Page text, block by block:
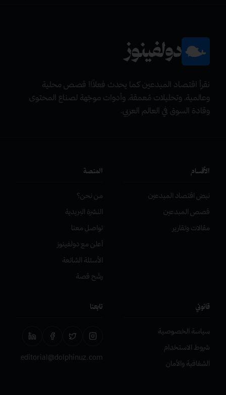
دولفينوز
نقرأ اقتصاد المبدعين كما يحدث فعلاً!! قصص محلية
وعالمية، وتحليلات مٌعمقة، وأدوات موجّهة لصناع المحتوى
وقادة السوق في العالم العربي.
الأقسام
نبض اقتصاد المبدعين
قصص المبدعين
مقالات وتقارير
المنصة
من نحن؟
النشرة البريدية
تواصل معنا
أعلن مع دولفينوز
الأسئلة الشائعة
رشّح قصة
قانوني
سياسة الخصوصية
شروط الاستخدام
الشفافية والأمان
تابعنا
editorial@dolphinuz.com